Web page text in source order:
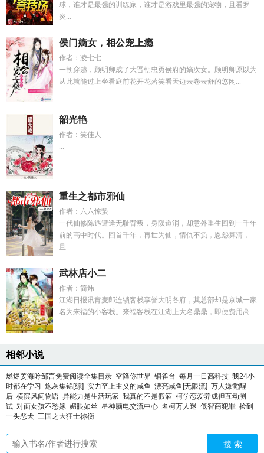
球，谁才是最强的训练家，谁才是游戏里最强的宠物，且看罗
炎...
侯门嫡女，相公宠上瘾
作者：凌七七
一朝穿越，顾明卿成了大晋朝忠勇侯府的嫡次女。顾明卿原以为
从此就能过上坐看庭前花开花落笑看天边云卷云舒的悠闲...
韶光艳
作者：笑佳人
...
重生之都市邪仙
作者：六六惊蛰
一代仙修陈遇遭逢无耻背叛，身陨道消，却意外重生回到一千年
前的高中时代。回首千年，再世为仙，情仇不负，恩怨算清，
且...
武林店小二
作者：简炜
江湖日报讯肯麦郎连锁客栈享誉大明各府，其总部却是京城一家
名为来福的小客栈。来福客栈在江湖上大名鼎鼎，即便费用高...
相邻小说
燃烬姜海吟邹言免费阅读全集目录 空降你世界 铜雀台 每月一日高科技 我24小
时都在学习
炮灰集锦[综] 实力至上主义的咸鱼 漂亮咸鱼[无限流] 万人嫌觉醒
后 横滨风间物语 异能力是生活玩家 我真的不是假酒 柯学恋爱养成但互动测
试 对面女孩不愁嫁 媚眼如丝 星神脑电交流中心 名柯万人迷 低智商犯罪 捡到
一头恶犬 三国之大狂士祢衡
搜 索